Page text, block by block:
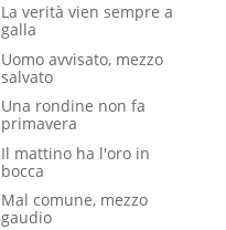
La verità vien sempre a
galla
Uomo avvisato, mezzo
salvato
Una rondine non fa
primavera
Il mattino ha l'oro in
bocca
Mal comune, mezzo
gaudio